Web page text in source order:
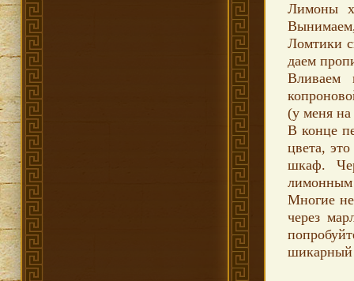
Лимоны
Ломтики
даем
Вливаем
(у меня
В конце
цвета,
шкаф.
лимонным
Многие
через
шикарный